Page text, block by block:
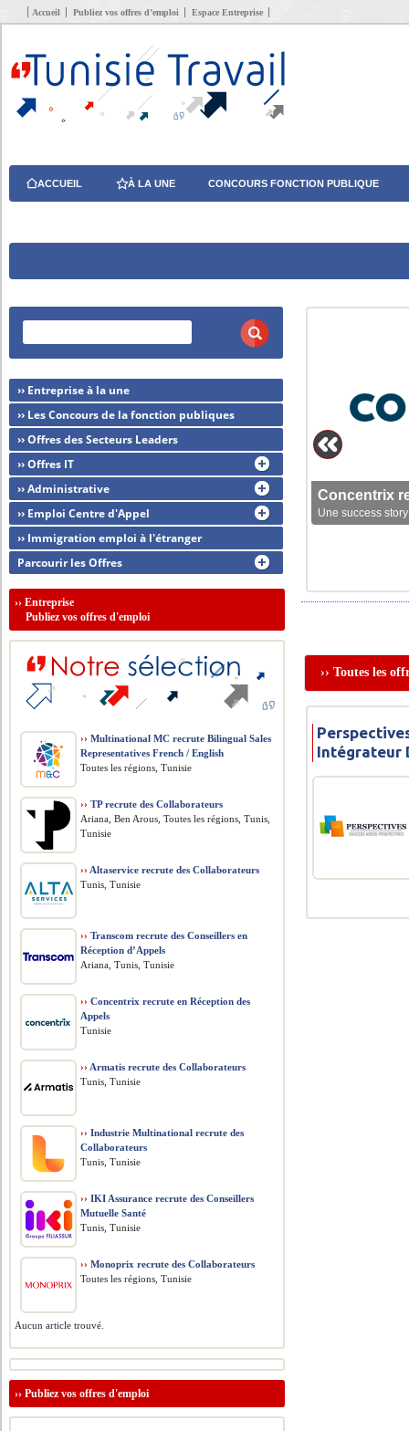
Accueil Publiez vos offres d’emploi Espace Entreprise
ACCUEIL À LA UNE CONCOURS FONCTION PUBLIQUE
Concentrix
Une success
›› Toutes les
Intégrateur
›› Entreprise à la une
›› Les Concours de la fonction publiques
›› Offres des Secteurs Leaders
›› Offres IT
›› Administrative
›› Emploi Centre d'Appel
›› Immigration emploi à l'étranger
Parcourir les Offres
››Entreprise
Publiez vos offres d'emploi
›› Multinational MC recrute Bilingual Sales
Representatives French / English
Toutes les régions, Tunisie
›› TP recrute des Collaborateurs
Ariana, Ben Arous, Toutes les régions, Tunis,
Tunisie
›› Altaservice recrute des Collaborateurs
Tunis, Tunisie
›› Transcom recrute des Conseillers en
Réception d’Appels
Ariana, Tunis, Tunisie
›› Concentrix recrute en Réception des
Appels
Tunisie
›› Armatis recrute des Collaborateurs
Tunis, Tunisie
›› Industrie Multinational recrute des
Collaborateurs
Tunis, Tunisie
›› IKI Assurance recrute des Conseillers
Mutuelle Santé
Tunis, Tunisie
›› Monoprix recrute des Collaborateurs
Toutes les régions, Tunisie
Aucun article trouvé.
››Publiez vos offres d'emploi